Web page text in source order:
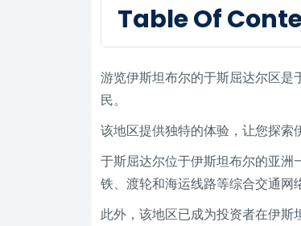
Table Of
游览伊斯坦布尔的于斯屈达尔区
民。
该地区提供独特的体验，让您探索
于斯屈达尔位于伊斯坦布尔的亚
铁、渡轮和海运线路等综合交通网
此外，该地区已成为投资者在伊